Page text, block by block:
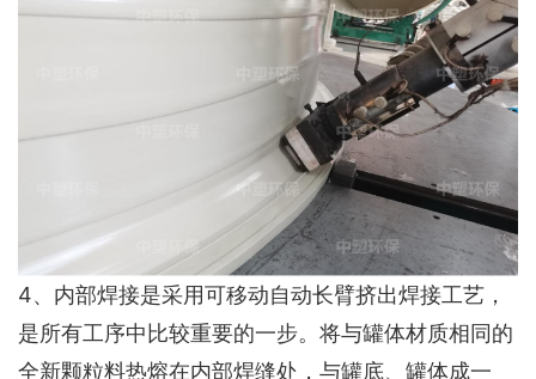
4、内部焊接是采用可移动自动长臂挤出焊接工艺，
是所有工序中比较重要的一步。将与罐体材质相同的
全新颗粒料热熔在内部焊缝处，与罐底、罐体成一